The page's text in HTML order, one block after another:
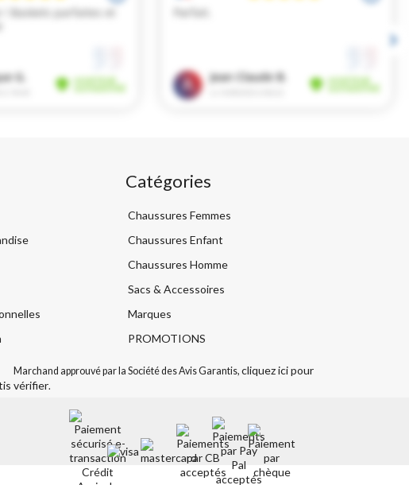
Catégories
Chaussures Femmes
Chaussures Enfant
Chaussures Homme
Sacs & Accessoires
Marques
PROMOTIONS
Marchand approuvé par la Société des Avis Garantis, cliquez ici pour
vérifier.